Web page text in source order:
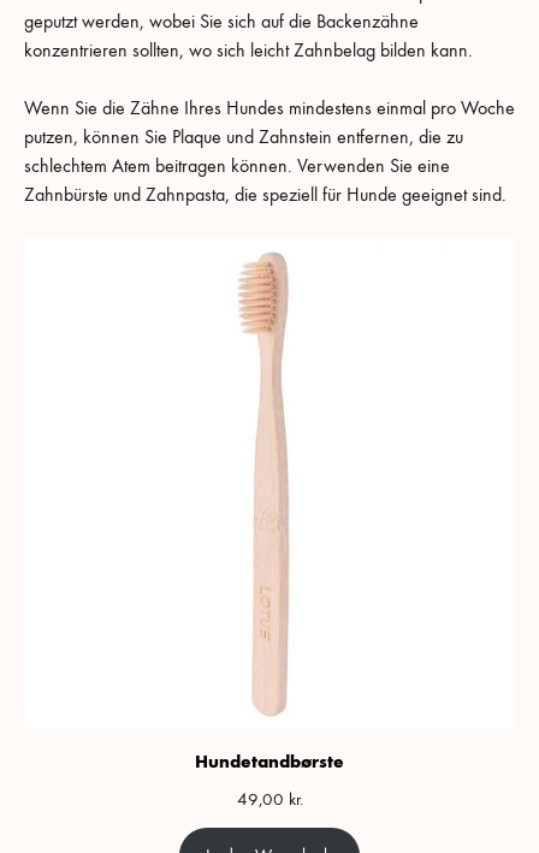
geputzt werden, wobei Sie sich auf die Backenzähne
konzentrieren sollten, wo sich leicht Zahnbelag bilden kann.
Wenn Sie die Zähne Ihres Hundes mindestens einmal pro Woche
putzen, können Sie Plaque und Zahnstein entfernen, die zu
schlechtem Atem beitragen können. Verwenden Sie eine
Zahnbürste und Zahnpasta, die speziell für Hunde geeignet sind.
Hundetandbørste
49,00 kr.